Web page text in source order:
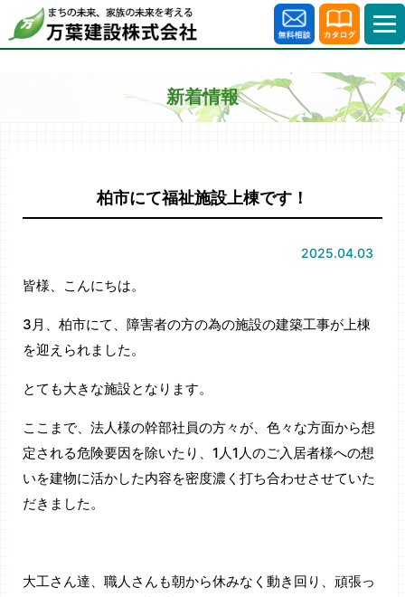
新着情報
柏市にて福祉施設上棟です！
2025.04.03
皆様、こんにちは。
3月、柏市にて、障害者の方の為の施設の建築工事が上棟
を迎えられました。
とても大きな施設となります。
ここまで、法人様の幹部社員の方々が、色々な方面から想
定される危険要因を除いたり、1人1人のご入居者様への想
いを建物に活かした内容を密度濃く打ち合わせさせていた
だきました。
大工さん達、職人さんも朝から休みなく動き回り、頑張っ